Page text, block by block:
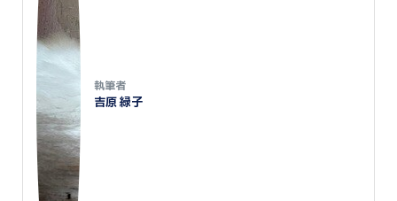
執筆者
吉原 緑子